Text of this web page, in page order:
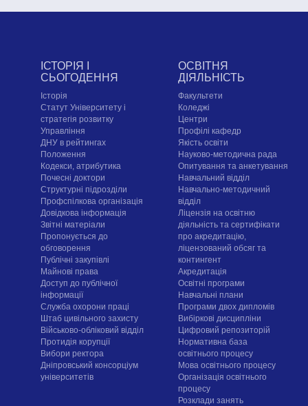
ІСТОРІЯ І
СЬОГОДЕННЯ
Історія
Статут Університету і
стратегія розвитку
Управління
ДНУ в рейтингах
Положення
Кодекси, атрибутика
Почесні доктори
Структурні підрозділи
Профспілкова організація
Довідкова інформація
Звітні матеріали
Пропонується до
обговорення
Публічні закупівлі
Майнові права
Доступ до публічної
інформації
Служба охорони праці
Штаб цивільного захисту
Військово-обліковий відділ
Протидія корупції
Вибори ректора
Дніпровський консорціум
університетів
ОСВІТНЯ
ДІЯЛЬНІСТЬ
Факультети
Коледжі
Центри
Профілі кафедр
Якість освіти
Науково-методична рада
Опитування та анкетування
Навчальний відділ
Навчально-методичний
відділ
Ліцензія на освітню
діяльність та сертифікати
про акредитацію,
ліцензований обсяг та
контингент
Акредитація
Освітні програми
Навчальні плани
Програми двох дипломів
Вибіркові дисципліни
Цифровий репозиторій
Нормативна база
освітнього процесу
Мова освітнього процесу
Організація освітнього
процесу
Розклади занять